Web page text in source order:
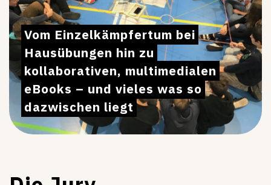
Vom Einzelkämpfertum bei
Hausübungen hin zu
kollaborativen, multimedialen
eBooks – und vieles was so
dazwischen liegt